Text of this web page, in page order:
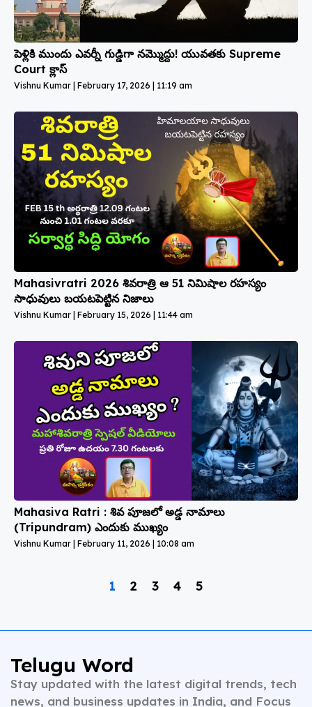
పెళ్లికి ముందు ఎవర్నీ గుడ్డిగా నమ్మొద్దు! యువతకు Supreme
Court క్లాస్
Vishnu Kumar February 17, 2026 11:19 am
Mahasivratri 2026 శివరాత్రి ఆ 51 నిమిషాల రహస్యం
సాధువులు బయటపెట్టిన నిజాలు
Vishnu Kumar February 15, 2026 11:44 am
Mahasiva Ratri : శివ పూజలో అడ్డ నామాలు
(Tripundram) ఎందుకు ముఖ్యం
Vishnu Kumar February 11, 2026 10:08 am
1 2 3 4 5
Telugu Word
Stay updated with the latest digital trends, tech
news, and business updates in India, and Focus